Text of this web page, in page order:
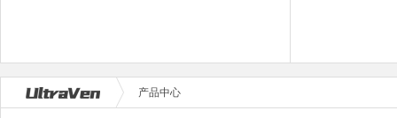
产品中心